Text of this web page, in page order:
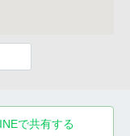
で共有する